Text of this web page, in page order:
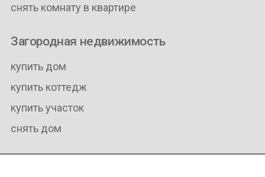
снять комнату в квартире
Загородная недвижимость
купить дом
купить коттедж
купить участок
снять дом